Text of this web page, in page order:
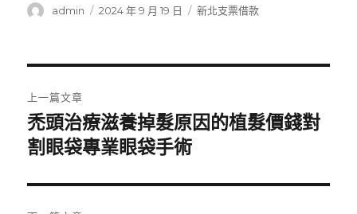
作
admin
發
2024 年 9 月 19 日
分
新北支票借款
章
導
覽
上一篇文章
上
一
文
章:
禿頭治療滋養掉髮原因的植髮價錢對
割眼袋專業眼袋手術